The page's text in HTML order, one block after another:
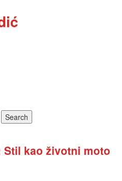
Stil kao životni moto